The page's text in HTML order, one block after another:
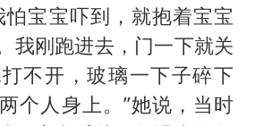
怕宝宝吓到，就抱着宝宝
我刚跑进去，门一下就关
不开，玻璃一下子碎下
个人身上。”她说，当时